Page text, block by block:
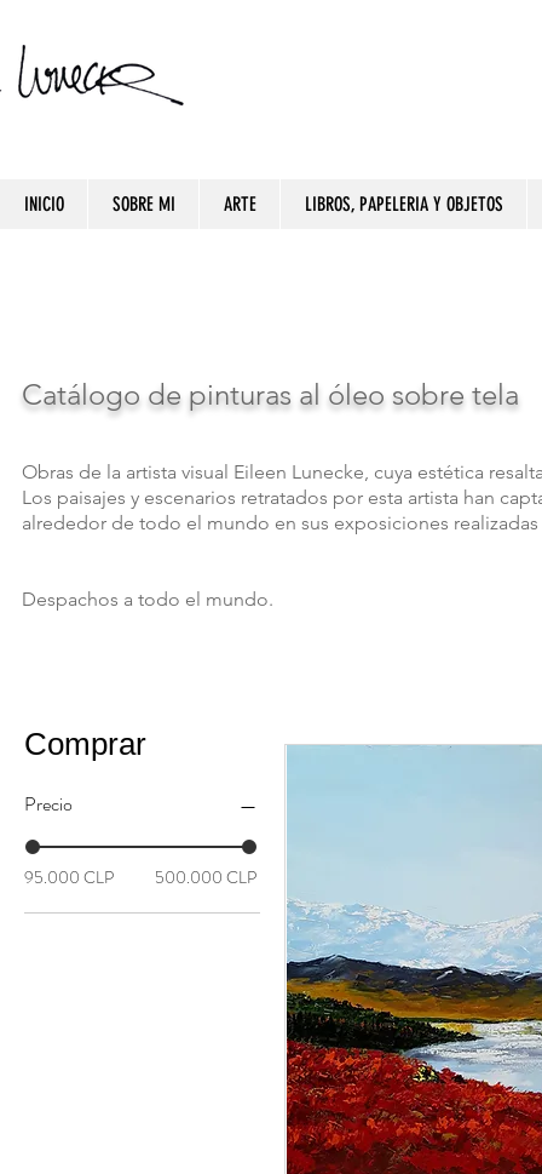
INICIO SOBRE MI ARTE LIBROS, PAPELERIA Y OBJETOS
Catálogo de pinturas al óleo sobre tela
Obras de la artista visual Eileen Lunecke, cuya estética
Los paisajes y escenarios retratados por esta artista han
alrededor de todo el mundo en sus exposiciones
Despachos a todo el mundo.
Comprar
Precio
95.000 CLP 500.000 CLP